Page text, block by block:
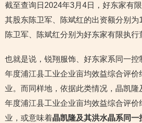
截至查询日2024年3月4日，好东家有
其股东陈卫军、陈斌红的出资额分别为
陈卫军、陈斌红分别为好东家有限执行
也就是说，锐翔服饰、好东家系同一控
年度浦江县工业企业亩均效益综合评价
业。而同样地，依据此类情况，晶凯隆
年度浦江县工业企业亩均效益综合评价
业，或意味着晶凯隆及其洪水晶系同一